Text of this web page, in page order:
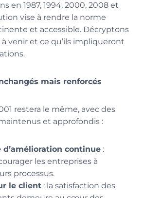
en 1987, 1994, 2000, 2008 et
vise à rendre la norme
et accessible. Décryptons
venir et ce qu’ils impliqueront
mais renforcés
restera le même, avec des
et approfondis :
d’amélioration continue :
les entreprises à
processus.
le client : la satisfaction des